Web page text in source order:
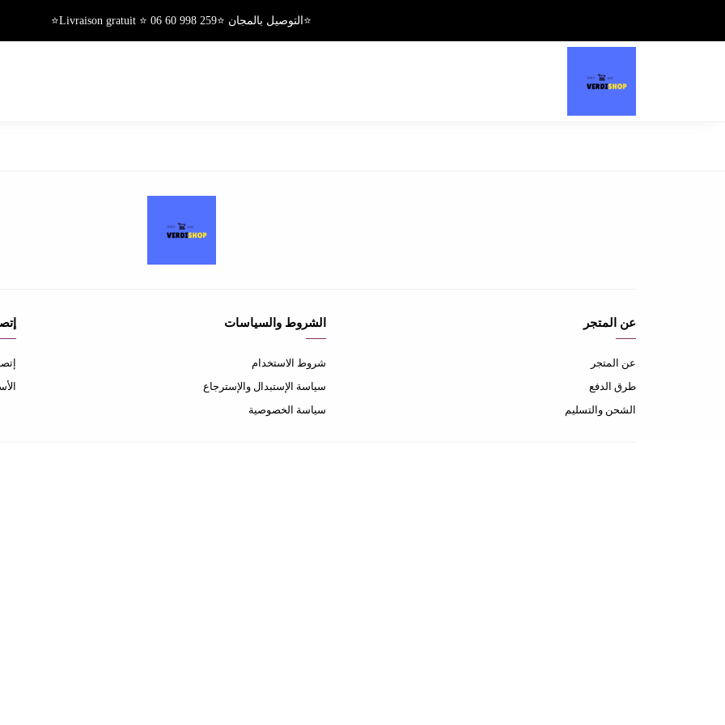
⭐التوصيل بالمجان ⭐Livraison gratuit ⭐ 06 60 998 259⭐
عن المتجر
عن المتجر
طرق الدفع
الشحن والتسليم
الشروط والسياسات
شروط الاستخدام
سياسة الإستبدال والإسترجاع
سياسة الخصوصية